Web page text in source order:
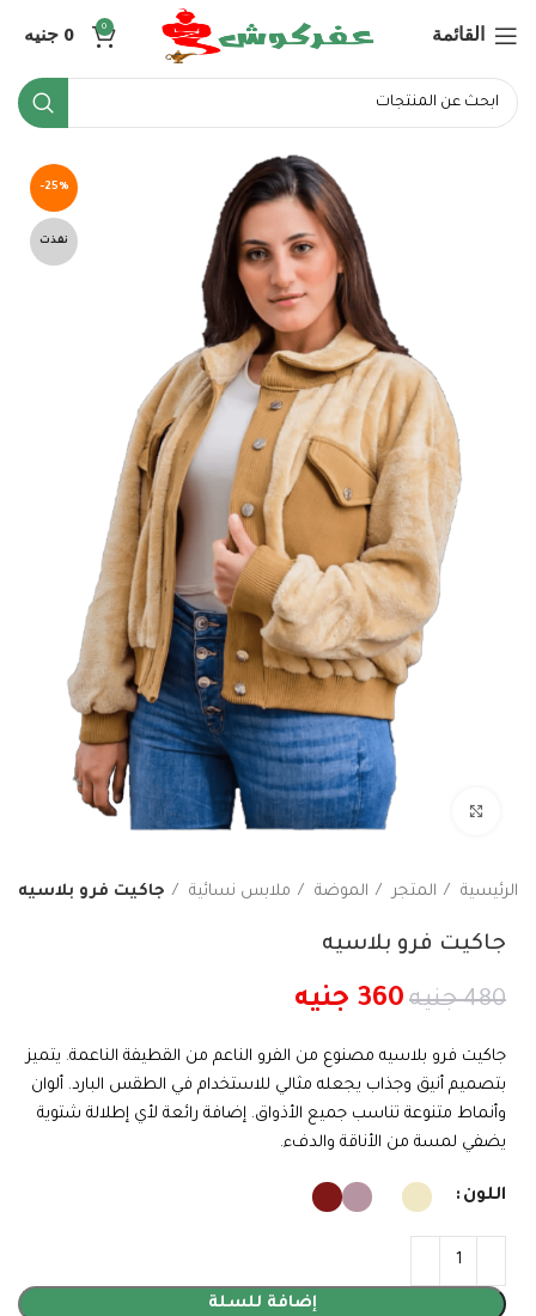
القائمة 0
0جنيه
-25%
نفذت
اضغط هنا لتكبير الصورة
الرئيسية المتجر الموضة ملابس نسائية جاكيت فرو بلاسيه
جاكيت فرو بلاسيه
480 جنيه 360 جنيه
جاكيت فرو بلاسيه مصنوع من الفرو الناعم من القطيفة الناعمة. يتميز
بتصميم أنيق وجذاب يجعله مثالي للاستخدام في الطقس البارد. ألوان
وأنماط متنوعة تناسب جميع الأذواق. إضافة رائعة لأي إطلالة شتوية
يضفي لمسة من الأناقة والدفء.
اللون
إضافة للسلة